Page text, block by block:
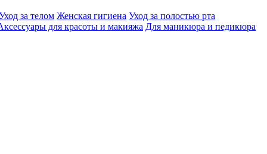
за телом Женская гигиена Уход за полостью рта
для красоты и макияжа Для маникюра и педикюра